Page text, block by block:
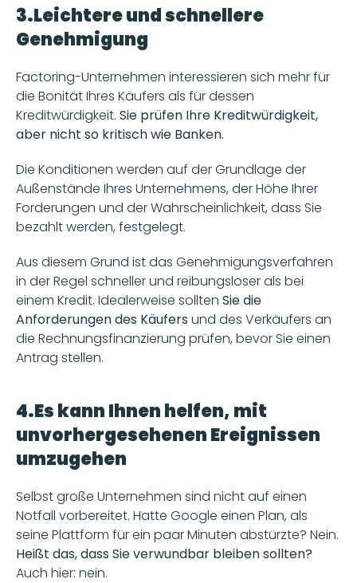
3.Leichtere und schnellere
Genehmigung
Factoring-Unternehmen interessieren sich mehr für
die Bonität Ihres Käufers als für dessen
Kreditwürdigkeit. Sie prüfen Ihre Kreditwürdigkeit,
aber nicht so kritisch wie Banken.
Die Konditionen werden auf der Grundlage der
Außenstände Ihres Unternehmens, der Höhe Ihrer
Forderungen und der Wahrscheinlichkeit, dass Sie
bezahlt werden, festgelegt.
Aus diesem Grund ist das Genehmigungsverfahren
in der Regel schneller und reibungsloser als bei
einem Kredit. Idealerweise sollten Sie die
Anforderungen des Käufers und des Verkäufers an
die Rechnungsfinanzierung prüfen, bevor Sie einen
Antrag stellen.
4.Es kann Ihnen helfen, mit
unvorhergesehenen Ereignissen
umzugehen
Selbst große Unternehmen sind nicht auf einen
Notfall vorbereitet. Hatte Google einen Plan, als
Heißt das, dass Sie verwundbar bleiben sollten?
Auch hier: nein.